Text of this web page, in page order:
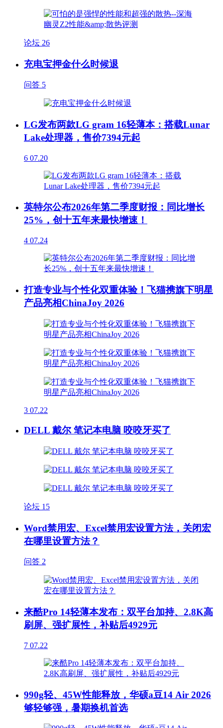
论坛 26
充电宝押金什么时候退
问答 5
LG发布两款LG gram 16轻薄本：搭载Lunar
Lake处理器，售价7394元起
6 07.20
英特尔公布2026年第二季度财报：同比增长
25%，创十五年来最快增速！
4 07.24
打造专业与个性化双重体验！飞猫携旗下明星
产品亮相ChinaJoy 2026
3 07.22
DELL 戴尔 笔记本电脑 咬咬牙买了
论坛 15
Word禁用宏、Excel禁用宏设置方法，关闭宏
在哪里设置方法？
问答 2
来酷Pro 14轻薄本发布：双平台加持、2.8K高
刷屏、强扩展性，补贴后4929元
7 07.22
990g轻、45W性能释放，华硕a豆14 Air 2026
够轻够强，暑期换机首选